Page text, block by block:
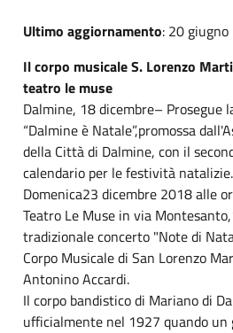
Ultimo aggiornamento: 20
Il corpo musicale S. Lorenzo
teatro le muse
Dalmine, 18 dicembre– Prosegue
“Dalmine è Natale”,promossa
della Città di Dalmine, con il
calendario per le festività natalizie.
Domenica23 dicembre 2018 alle
Teatro Le Muse in via
tradizionale concerto "Note di
Corpo Musicale di San Lorenzo
Antonino Accardi.
Il corpo bandistico di Mariano di
ufficialmente nel 1927 quando un